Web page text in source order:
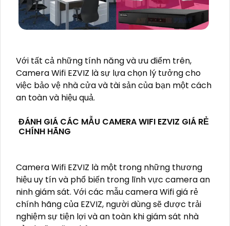
Với tất cả những tính năng và ưu điểm trên,
Camera Wifi EZVIZ là sự lựa chọn lý tưởng cho
việc bảo vệ nhà cửa và tài sản của bạn một cách
an toàn và hiệu quả.
ĐÁNH GIÁ CÁC MẪU CAMERA WIFI EZVIZ GIÁ RẺ
CHÍNH HÃNG
Camera Wifi EZVIZ là một trong những thương
hiệu uy tín và phổ biến trong lĩnh vực camera an
ninh giám sát. Với các mẫu camera Wifi giá rẻ
chính hãng của EZVIZ, người dùng sẽ được trải
nghiệm sự tiện lợi và an toàn khi giám sát nhà